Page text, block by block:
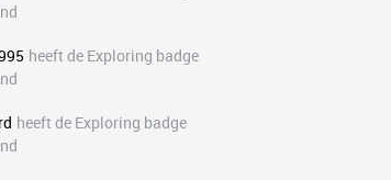
heeft de Exploring badge
heeft de Exploring badge